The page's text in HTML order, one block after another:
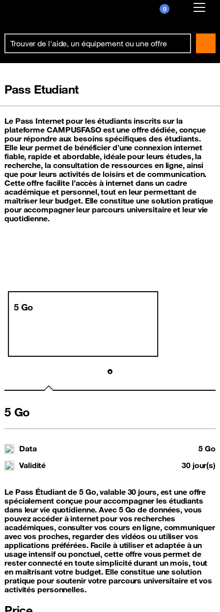
0
Already customer ?
Pass Etudiant
Le Pass Internet pour les étudiants inscrits sur la
plateforme CAMPUSFASO est une offre dédiée, conçue
pour répondre aux besoins spécifiques des étudiants.
Elle leur permet de bénéficier d’une connexion internet
fiable, rapide et abordable, idéale pour leurs études, la
recherche, la consultation de ressources en ligne, ainsi
que pour leurs activités de loisirs et de communication.
Cette offre facilite l’accès à internet dans un cadre
académique et personnel, tout en leur permettant de
maîtriser leur budget. Elle constitue une solution pratique
pour accompagner leur parcours universitaire et leur vie
quotidienne.
5 Go
5 Go
Data
5 Go
Validité
30 jour(s)
Le Pass Étudiant de 5 Go, valable 30 jours, est une offre
spécialement conçue pour accompagner les étudiants
dans leur vie quotidienne. Avec 5 Go de données, vous
pouvez accéder à internet pour vos recherches
académiques, consulter vos cours en ligne, communiquer
avec vos proches, regarder des vidéos ou utiliser vos
applications préférées. Facile à utiliser et adaptée à un
usage intensif ou ponctuel, cette offre vous permet de
rester connecté en toute simplicité durant un mois, tout
en maîtrisant votre budget. Elle constitue une solution
pratique pour soutenir votre parcours universitaire et vos
activités personnelles.